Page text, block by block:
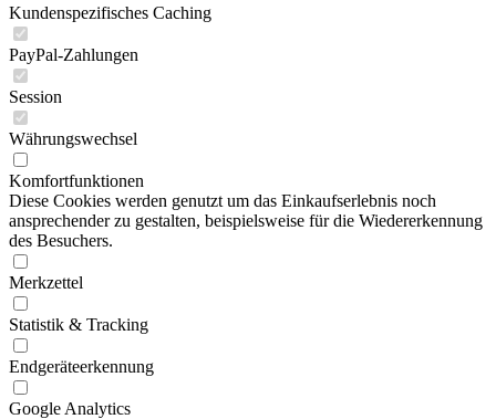
Kundenspezifisches Caching
PayPal-Zahlungen
Session
Währungswechsel
Komfortfunktionen
Diese Cookies werden genutzt um das Einkaufserlebnis noch
ansprechender zu gestalten, beispielsweise für die Wiedererkennung
des Besuchers.
Merkzettel
Statistik & Tracking
Endgeräteerkennung
Google Analytics